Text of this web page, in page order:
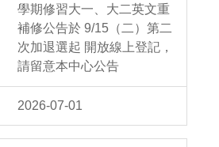
學期修習大一、大二英文重
補修公告於 9/15（二）第二
次加退選起 開放線上登記，
請留意本中心公告
2026-07-01